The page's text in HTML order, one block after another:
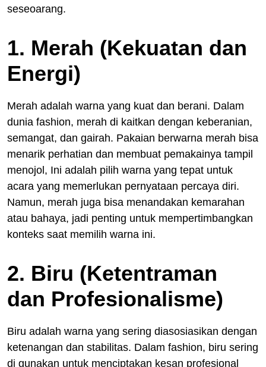
seseoarang.
1. Merah (Kekuatan dan
Energi)
Merah adalah warna yang kuat dan berani. Dalam
dunia fashion, merah di kaitkan dengan keberanian,
semangat, dan gairah. Pakaian berwarna merah bisa
menarik perhatian dan membuat pemakainya tampil
menojol, Ini adalah pilih warna yang tepat untuk
acara yang memerlukan pernyataan percaya diri.
Namun, merah juga bisa menandakan kemarahan
atau bahaya, jadi penting untuk mempertimbangkan
konteks saat memilih warna ini.
2. Biru (Ketentraman
dan Profesionalisme)
Biru adalah warna yang sering diasosiasikan dengan
ketenangan dan stabilitas. Dalam fashion, biru sering
di gunakan untuk menciptakan kesan profesional